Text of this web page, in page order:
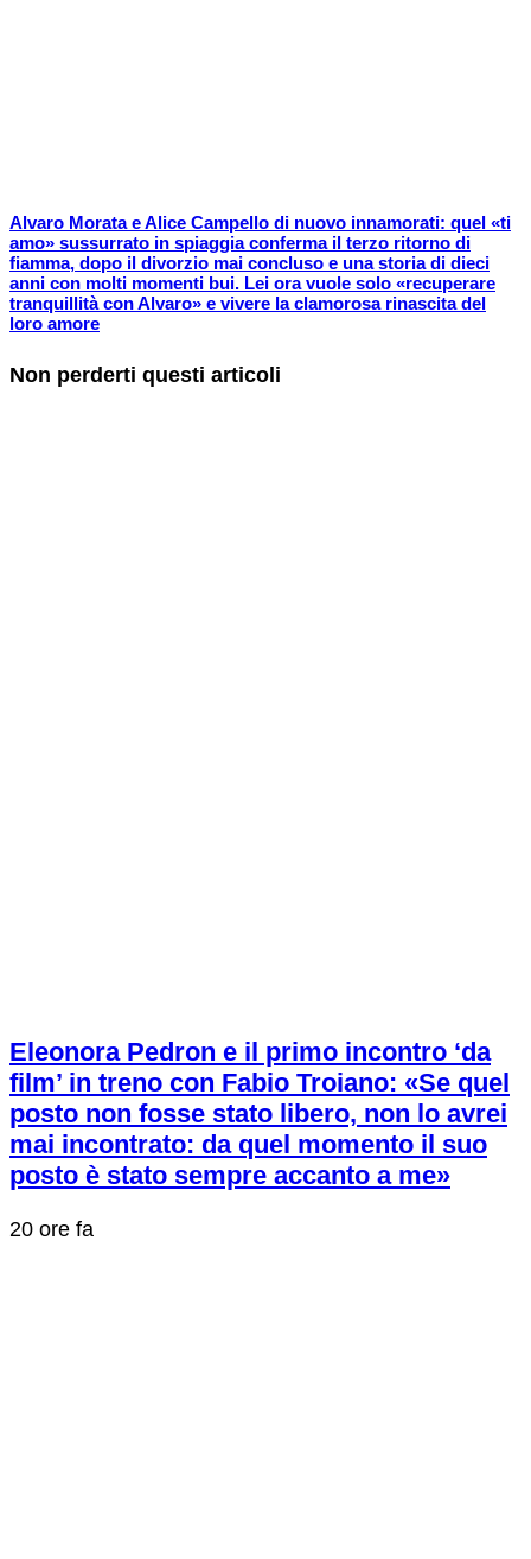
Alvaro Morata e Alice Campello di nuovo innamorati: quel «ti
amo» sussurrato in spiaggia conferma il terzo ritorno di
fiamma, dopo il divorzio mai concluso e una storia di dieci
anni con molti momenti bui. Lei ora vuole solo «recuperare
tranquillità con Alvaro» e vivere la clamorosa rinascita del
loro amore
Non perderti questi articoli
Eleonora Pedron e il primo incontro ‘da
film’ in treno con Fabio Troiano: «Se quel
posto non fosse stato libero, non lo avrei
mai incontrato: da quel momento il suo
posto è stato sempre accanto a me»
20 ore fa